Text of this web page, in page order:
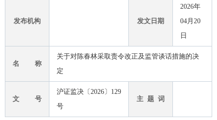
发布机构 发文日期
2026年
04月20
日
名 称
关于对陈春林采取责令改正及监管谈话措施的决
定
文 号
沪证监决〔2026〕129
号
主 题 词